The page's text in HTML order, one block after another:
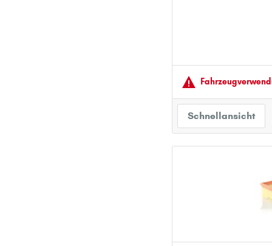
RENAULT
S
SEAT
SKODA
Schnellansicht